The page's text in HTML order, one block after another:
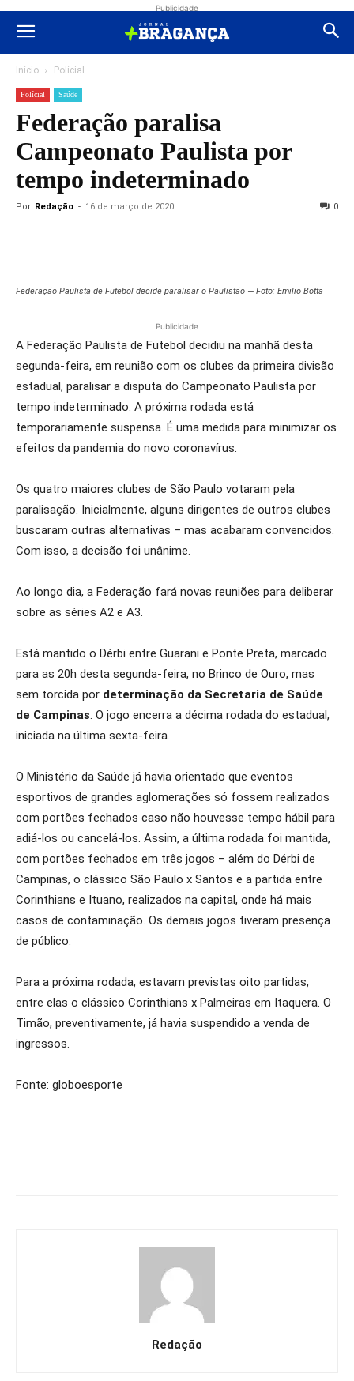
Publicidade
Início Polícial
Polícial Saúde
Federação paralisa
Campeonato Paulista por
tempo indeterminado
Por Redação - 16 de março de 2020 0
Federação Paulista de Futebol decide paralisar o Paulistão — Foto: Emilio Botta
Publicidade
A Federação Paulista de Futebol decidiu na manhã desta
segunda-feira, em reunião com os clubes da primeira divisão
estadual, paralisar a disputa do Campeonato Paulista por
tempo indeterminado. A próxima rodada está
temporariamente suspensa. É uma medida para minimizar os
efeitos da pandemia do novo coronavírus.
Os quatro maiores clubes de São Paulo votaram pela
paralisação. Inicialmente, alguns dirigentes de outros clubes
buscaram outras alternativas – mas acabaram convencidos.
Com isso, a decisão foi unânime.
Ao longo dia, a Federação fará novas reuniões para deliberar
sobre as séries A2 e A3.
Está mantido o Dérbi entre Guarani e Ponte Preta, marcado
para as 20h desta segunda-feira, no Brinco de Ouro, mas
sem torcida por determinação da Secretaria de Saúde
de Campinas. O jogo encerra a décima rodada do estadual,
iniciada na última sexta-feira.
O Ministério da Saúde já havia orientado que eventos
esportivos de grandes aglomerações só fossem realizados
com portões fechados caso não houvesse tempo hábil para
adiá-los ou cancelá-los. Assim, a última rodada foi mantida,
com portões fechados em três jogos – além do Dérbi de
Campinas, o clássico São Paulo x Santos e a partida entre
Corinthians e Ituano, realizados na capital, onde há mais
casos de contaminação. Os demais jogos tiveram presença
de público.
Para a próxima rodada, estavam previstas oito partidas,
entre elas o clássico Corinthians x Palmeiras em Itaquera. O
Timão, preventivamente, já havia suspendido a venda de
ingressos.
Fonte: globoesporte
Redação